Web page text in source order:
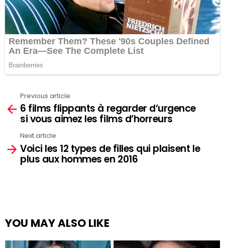
See
more
Previous article
6 films flippants à regarder d’urgence
si vous aimez les films d’horreurs
Next article
Voici les 12 types de filles qui plaisent le
plus aux hommes en 2016
YOU MAY ALSO LIKE